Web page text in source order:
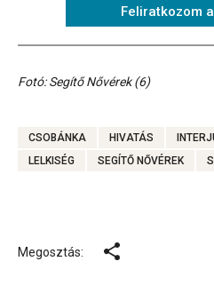
Feliratkozom
Fotó: Segítő Nővérek (6)
CSOBÁNKA HIVATÁS
LELKISÉG
SEGÍTŐ NŐVÉREK
Megosztás: